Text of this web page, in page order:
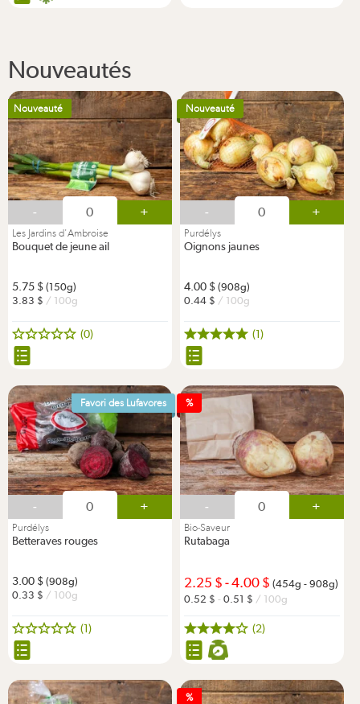
Nouveautés
Nouveauté
- +
Les Jardins d'Ambroise
Bouquet de jeune ail
5.75
(150g)
3.83
/ 100g
(0)
Nouveauté
- +
Purdélys
Oignons jaunes
4.00
(908g)
0.44
/ 100g
(1)
Favori des Lufavores
- +
Purdélys
Betteraves rouges
3.00
(908g)
0.33
/ 100g
(1)
%
- +
Bio-Saveur
Rutabaga
2.25 -4.00
(454g - 908g)
0.52
- 0.51 / 100g
(2)
%